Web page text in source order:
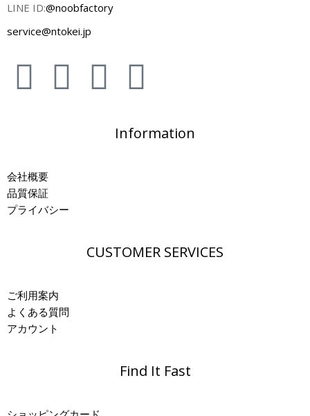
LINE ID:@noobfactory
service@ntokei.jp
Information
会社概要
品質保証
プライバシー
CUSTOMER SERVICES
ご利用案内
よくある質問
アカウント
Find It Fast